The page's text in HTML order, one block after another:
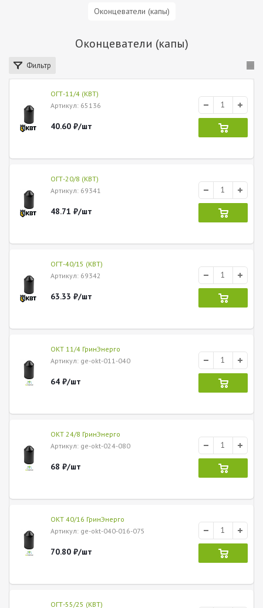
Оконцеватели (капы)
Оконцеватели (капы)
Фильтр
ОГТ-11/4 (КВТ)
Артикул: 65136
40.60 ₽/шт
ОГТ-20/8 (КВТ)
Артикул: 69341
48.71 ₽/шт
ОГТ-40/15 (КВТ)
Артикул: 69342
63.33 ₽/шт
ОКТ 11/4 ГринЭнерго
Артикул: ge-okt-011-040
64 ₽/шт
ОКТ 24/8 ГринЭнерго
Артикул: ge-okt-024-080
68 ₽/шт
ОКТ 40/16 ГринЭнерго
Артикул: ge-okt-040-016-075
70.80 ₽/шт
ОГТ-55/25 (КВТ)